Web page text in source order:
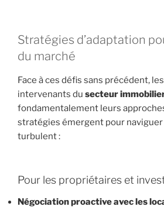
Stratégies d’adaptation
du marché
Face à ces défis sans précédent,
intervenants du secteur
fondamentalement leurs
stratégies émergent pour
turbulent :
Pour les propriétaires et
Négociation proactive avec les